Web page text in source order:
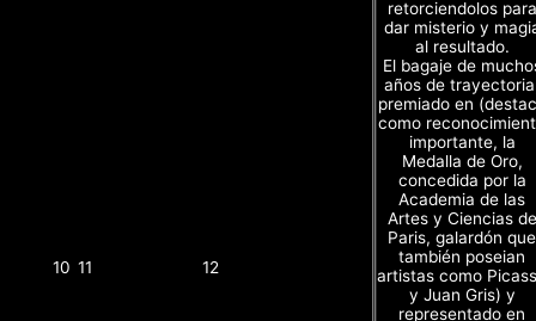
10 11 12
retorciendolos para
dar misterio y
al resultado.
El bagaje de
años de
premiado en
como
importante, la
Medalla de Oro,
concedida por la
Academia de las
Artes y Ciencias de
Paris, galardón que
también poseian
artistas como
y Juan Gris) y
representado en